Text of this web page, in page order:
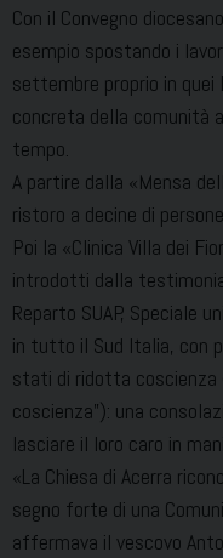
Con il Convegno
esempio spostando i
settembre proprio in
concreta della comunità
tempo.
A partire dalla «Mensa
ristoro a decine di
Poi la «Clinica Villa dei
introdotti dalla
Reparto SUAP, Speciale
in tutto il Sud Italia, con
stati di ridotta coscienza
coscienza”): una
lasciare il loro caro in
«La Chiesa di Acerra
segno forte di una
affermava il vescovo